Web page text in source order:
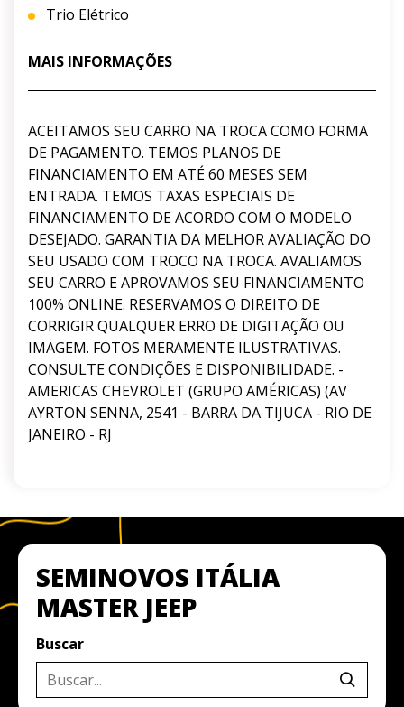
Trio Elétrico
MAIS INFORMAÇÕES
ACEITAMOS SEU CARRO NA TROCA COMO FORMA
DE PAGAMENTO. TEMOS PLANOS DE
FINANCIAMENTO EM ATÉ 60 MESES SEM
ENTRADA. TEMOS TAXAS ESPECIAIS DE
FINANCIAMENTO DE ACORDO COM O MODELO
DESEJADO. GARANTIA DA MELHOR AVALIAÇÃO DO
SEU USADO COM TROCO NA TROCA. AVALIAMOS
SEU CARRO E APROVAMOS SEU FINANCIAMENTO
100% ONLINE. RESERVAMOS O DIREITO DE
CORRIGIR QUALQUER ERRO DE DIGITAÇÃO OU
IMAGEM. FOTOS MERAMENTE ILUSTRATIVAS.
CONSULTE CONDIÇÕES E DISPONIBILIDADE. -
AMERICAS CHEVROLET (GRUPO AMÉRICAS) (AV
AYRTON SENNA, 2541 - BARRA DA TIJUCA - RIO DE
JANEIRO - RJ
SEMINOVOS ITÁLIA
MASTER JEEP
Buscar